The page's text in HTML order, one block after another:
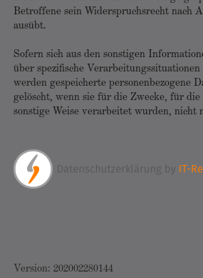
Betroffene sein Widerspruchsrecht nach
ausübt.
Sofern sich aus den sonstigen
über spezifische
werden gespeicherte personenbezogene
gelöscht, wenn sie für die Zwecke, für die
sonstige Weise verarbeitet wurden, nicht
Version: 202002280144